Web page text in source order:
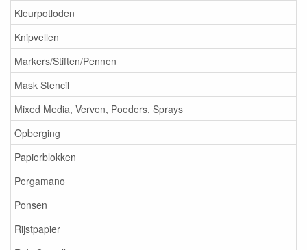
Kleurpotloden
Knipvellen
Markers/Stiften/Pennen
Mask Stencil
Mixed Media, Verven, Poeders, Sprays
Opberging
Papierblokken
Pergamano
Ponsen
Rijstpapier